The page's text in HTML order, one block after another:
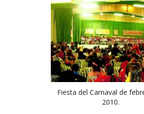
Fiesta del Carnaval de
2010.